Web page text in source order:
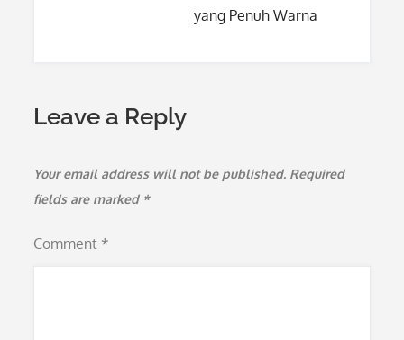
yang Penuh Warna
Leave a Reply
Your email address will not be published. Required
fields are marked *
Comment *